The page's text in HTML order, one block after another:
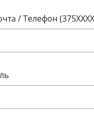
/ Телефон